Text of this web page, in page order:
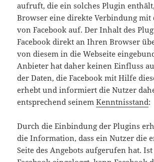
aufruft, die ein solches Plugin
Browser eine direkte Verbindung mit
von Facebook auf. Der Inhalt des
Facebook direkt an Ihren Browser
von diesem in die Webseite
Anbieter hat daher keinen Einfluss
der Daten, die Facebook mit Hilfe
erhebt und informiert die Nutzer
entsprechend seinemKenntnisstand:
Durch die Einbindung der Plugins
die Information, dass ein Nutzer die
Seite des Angebots aufgerufen hat.